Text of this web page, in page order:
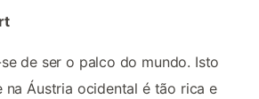
de ser o palco do mundo. Isto
na Áustria ocidental é tão rica e